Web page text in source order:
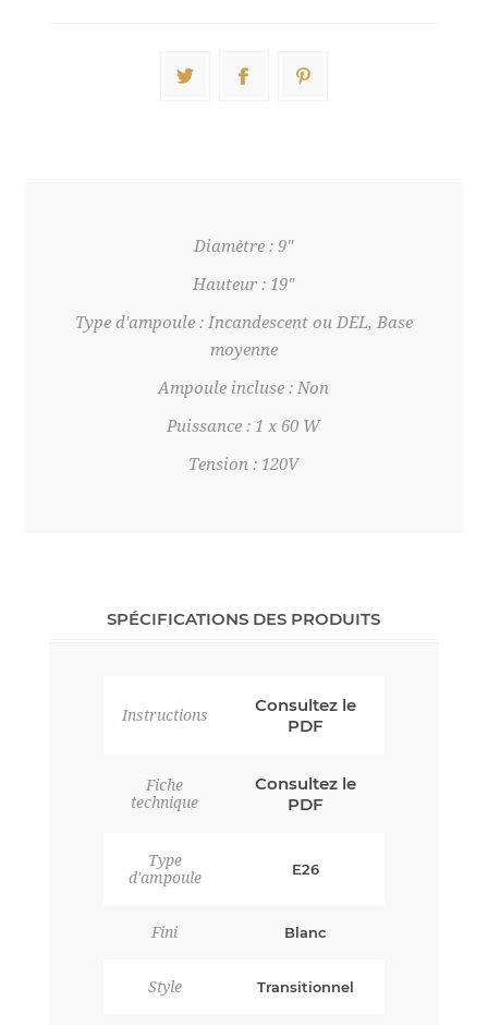
Diamètre : 9"
Hauteur : 19"
Type d'ampoule : Incandescent ou DEL, Base
moyenne
Ampoule incluse : Non
Puissance : 1 x 60 W
Tension : 120V
SPÉCIFICATIONS DES PRODUITS
Instructions
Consultez le
PDF
Fiche
technique
Consultez le
PDF
Type
d'ampoule
E26
Fini Blanc
Style Transitionnel